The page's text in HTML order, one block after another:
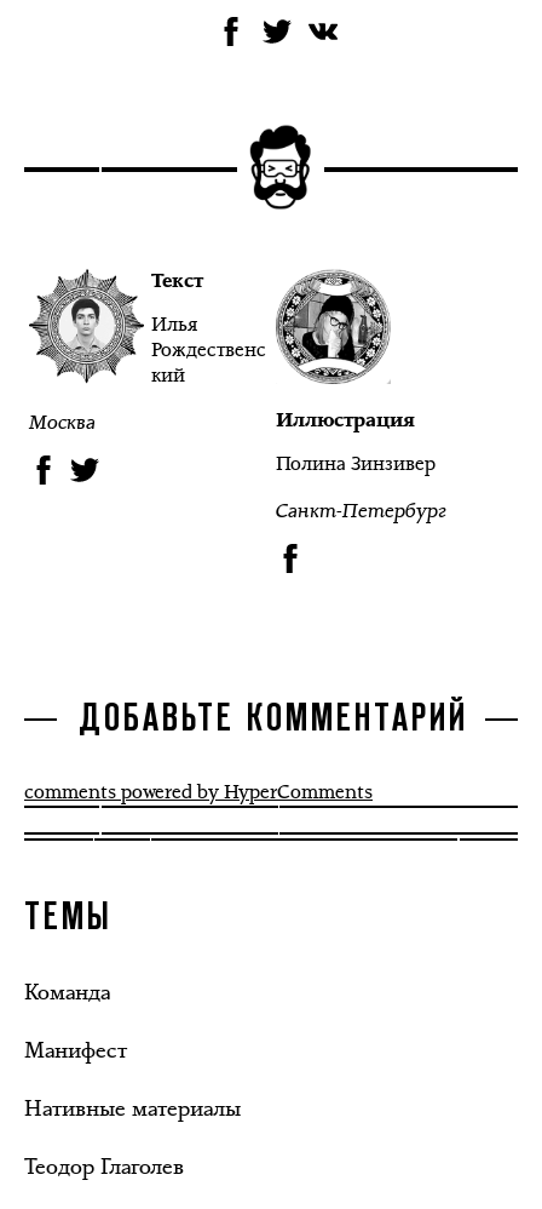
Текст
Илья
Рождественс
кий
Москва
Иллюстрация
Полина Зинзивер
Санкт-Петербург
ДОБАВЬТЕ КОММЕНТАРИЙ
comments powered by HyperComments
ТЕМЫ
Команда
Манифест
Нативные материалы
Теодор Глаголев